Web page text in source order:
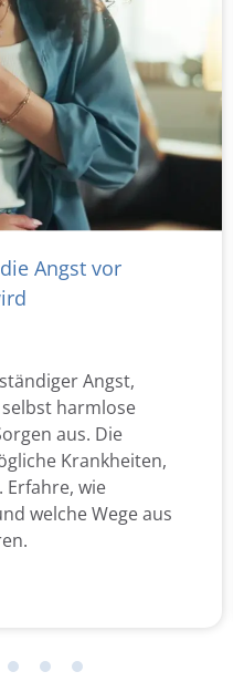
Angst vor
Angst,
harmlose
aus. Die
Krankheiten,
Erfahre, wie
welche Wege aus